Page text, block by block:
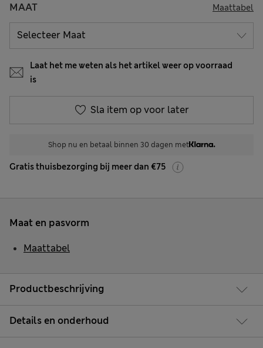
MAAT Maattabel
Laat het me weten als het artikel weer op voorraad
is
Sla item op voor later
Shop nu en betaal binnen 30 dagen met
Gratis thuisbezorging bij meer dan €75
Productbeschrijving
Details en onderhoud
Maat en pasvorm
Maattabel